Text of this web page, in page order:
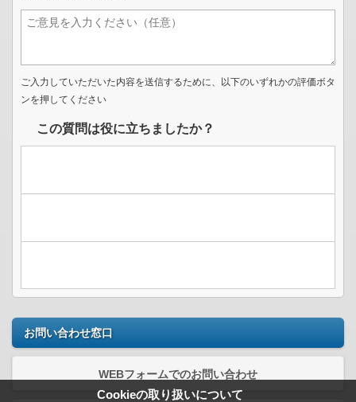
Cookieの取り扱いについて
ご入力していただいた内容を送信するために、以下のいずれかの評価ボタ
ンを押してください
この質問は役に立ちましたか？
お問い合わせ窓口
WEBフォームでのお問い合わせ